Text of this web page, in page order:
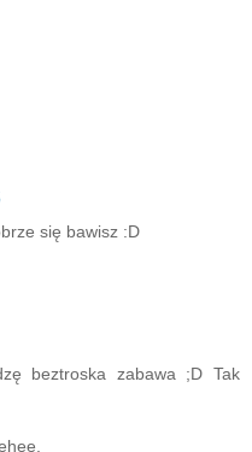
się bawisz :D
beztroska zabawa ;D Tak